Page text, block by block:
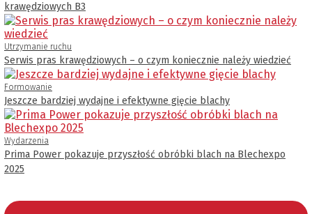
krawędziowych B3
Utrzymanie ruchu
Serwis pras krawędziowych – o czym koniecznie należy wiedzieć
Formowanie
Jeszcze bardziej wydajne i efektywne gięcie blachy
Wydarzenia
Prima Power pokazuje przyszłość obróbki blach na Blechexpo
2025